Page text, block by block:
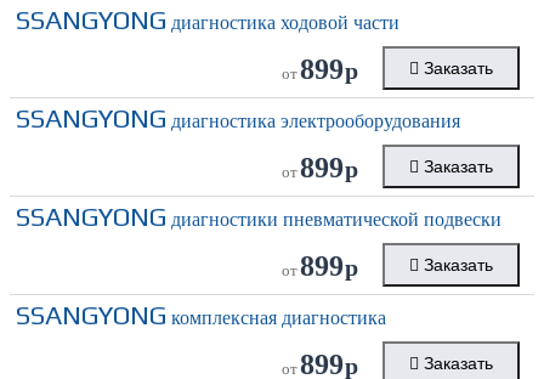
SSANGYONG диагностика ходовой части
от899р Заказать
SSANGYONG диагностика электрооборудования
от899р Заказать
SSANGYONG диагностики пневматической подвески
от899р Заказать
SSANGYONG комплексная диагностика
от899р Заказать